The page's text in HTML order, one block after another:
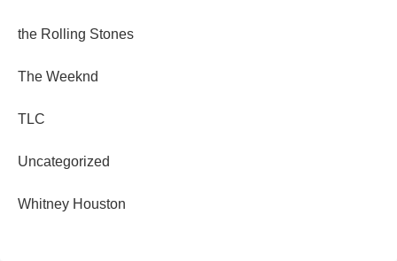
the Rolling Stones
The Weeknd
TLC
Uncategorized
Whitney Houston